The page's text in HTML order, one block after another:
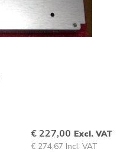
€ 227,00 Excl. VAT
€ 274,67 Incl. VAT